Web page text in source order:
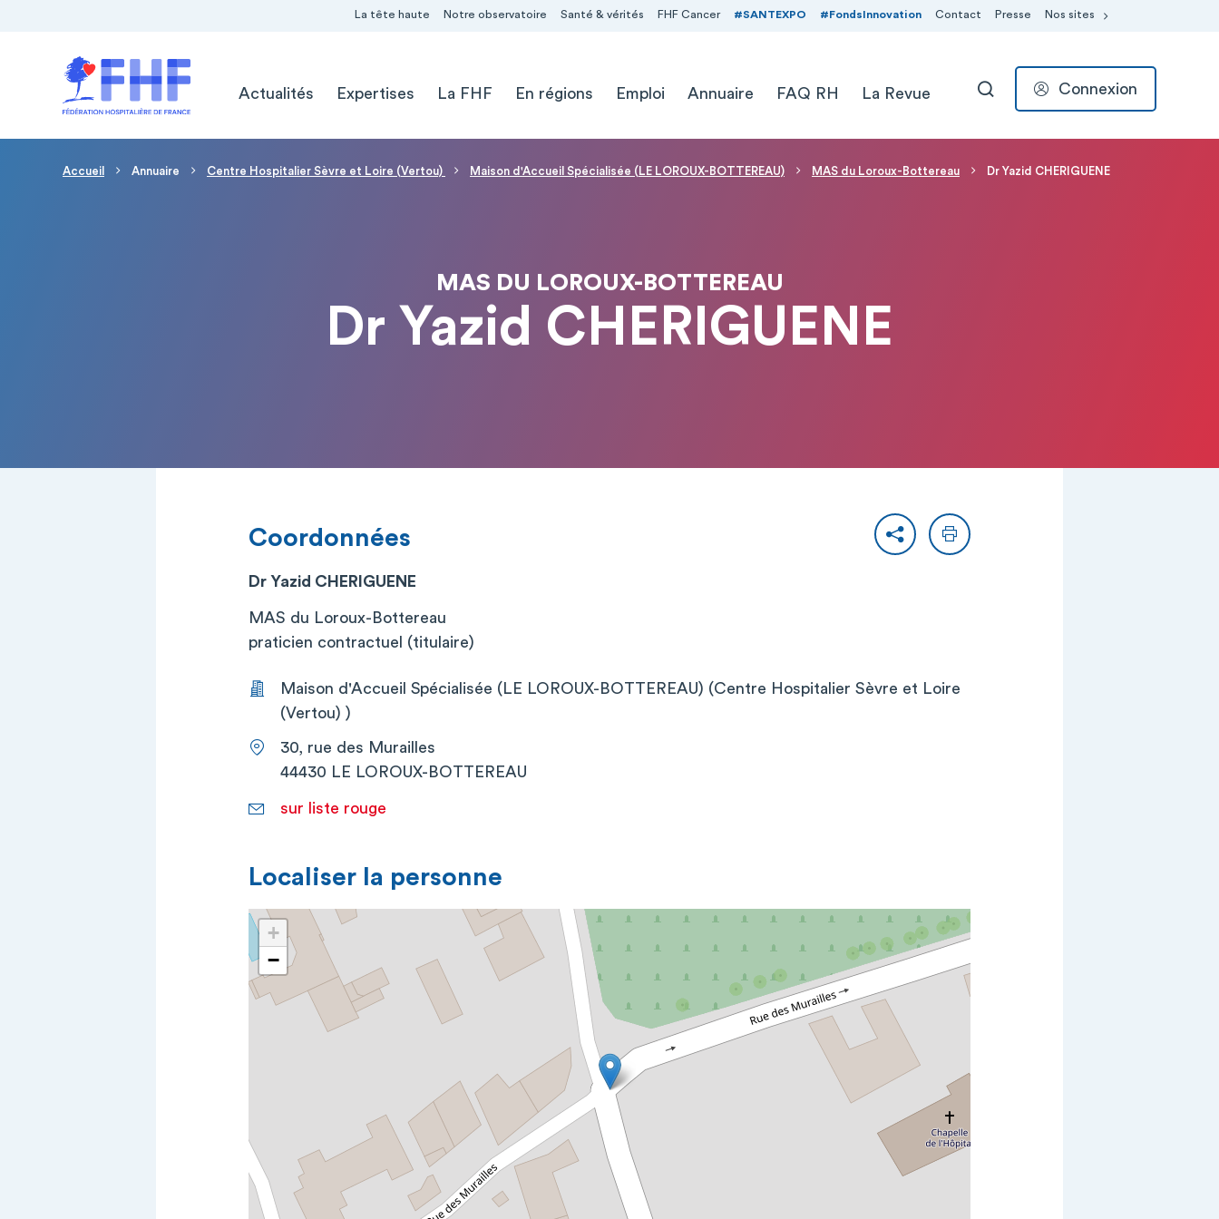
La tête haute Notre observatoire Santé & vérités FHF Cancer #SANTEXPO #FondsInnovation Contact Presse Nos sites
Actualités
Expertises La FHF En régions Emploi Annuaire FAQ RH La Revue RECHERCHER
Connexion
Fil d'Ariane
Accueil Annuaire Centre Hospitalier Sèvre et Loire (Vertou) Maison d'Accueil Spécialisée (LE LOROUX-BOTTEREAU) MAS du Loroux-Bottereau Dr Yazid CHERIGUENE
MAS DU LOROUX-BOTTEREAU
Dr Yazid CHERIGUENE
PartagerImprimer
Coordonnées
Dr Yazid CHERIGUENE
MAS du Loroux-Bottereau
praticien contractuel (titulaire)
Maison d'Accueil Spécialisée (LE LOROUX-BOTTEREAU) (Centre Hospitalier Sèvre et Loire
(Vertou) )
30, rue des Murailles
44430 LE LOROUX-BOTTEREAU
sur liste rouge
Localiser la personne
+
−